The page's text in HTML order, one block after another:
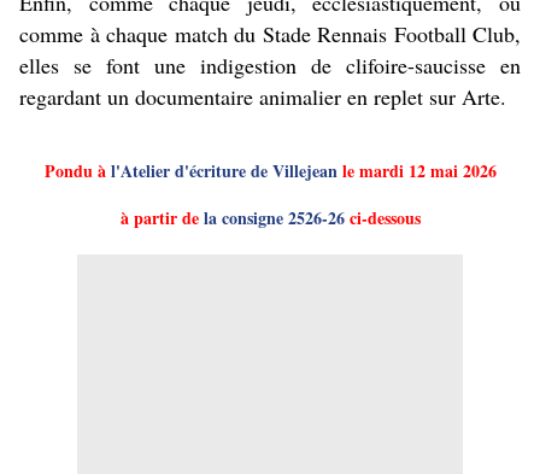
comme à chaque match du Stade Rennais Football Club,
elles se font une indigestion de clifoire-saucisse en
regardant un documentaire animalier en replet sur Arte.
Pondu àl'Atelier d'écriture de Villejeanle mardi 12 mai 2026
à partir dela consigne 2526-26ci-dessous